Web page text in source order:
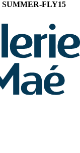
SUMMER-FLY15